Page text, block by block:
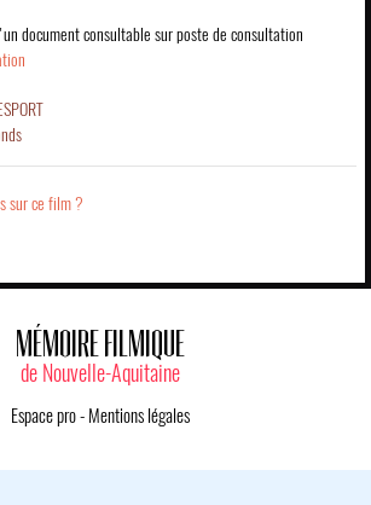
document consultable sur poste de consultation
sur ce film ?
MÉMOIRE FILMIQUE
de Nouvelle-Aquitaine
Espace pro- Mentions légales